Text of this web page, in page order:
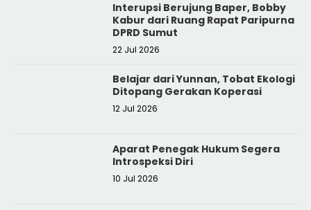
Interupsi Berujung Baper, Bobby
Kabur dari Ruang Rapat Paripurna
DPRD Sumut
22 Jul 2026
Belajar dari Yunnan, Tobat Ekologi
Ditopang Gerakan Koperasi
12 Jul 2026
Aparat Penegak Hukum Segera
Introspeksi Diri
10 Jul 2026